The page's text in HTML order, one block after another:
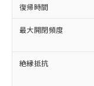
復帰時間
最大開閉頻度
絶縁抵抗
(税
当社
本サ
在庫
記載
商品です。
非該当品
害物質有無
仕入先様
いたもの
むを得ず変
「○」：最
基準値以下
「×」：
基準値を
「－」：未
当社
為替
（以